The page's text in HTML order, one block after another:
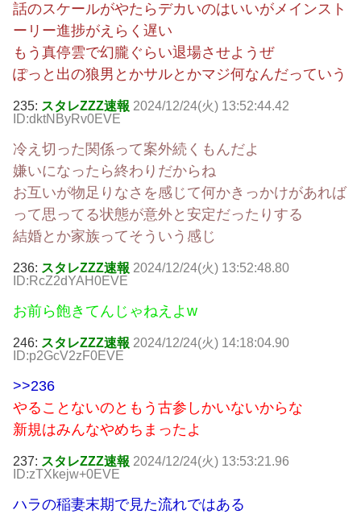
話のスケールがやたらデカいのはいいがメインスト
ーリー進捗がえらく遅い
もう真停雲で幻朧ぐらい退場させようぜ
ぽっと出の狼男とかサルとかマジ何なんだっていう
235: スタレZZZ速報 2024/12/24(火) 13:52:44.42
ID:dktNByRv0EVE
冷え切った関係って案外続くもんだよ
嫌いになったら終わりだからね
お互いが物足りなさを感じて何かきっかけがあれば
って思ってる状態が意外と安定だったりする
結婚とか家族ってそういう感じ
236: スタレZZZ速報 2024/12/24(火) 13:52:48.80
ID:RcZ2dYAH0EVE
お前ら飽きてんじゃねえよw
246: スタレZZZ速報 2024/12/24(火) 14:18:04.90
ID:p2GcV2zF0EVE
>>236
やることないのともう古参しかいないからな
新規はみんなやめちまったよ
237: スタレZZZ速報 2024/12/24(火) 13:53:21.96
ID:zTXkejw+0EVE
ハラの稲妻末期で見た流れではある